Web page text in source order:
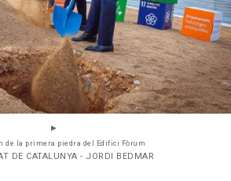
de la primera piedra del Edifici Fòrum
DE CATALUNYA - JORDI BEDMAR